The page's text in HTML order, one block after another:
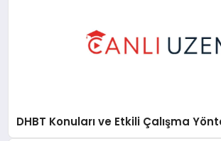
DHBT Konuları ve Etkili Çalışma